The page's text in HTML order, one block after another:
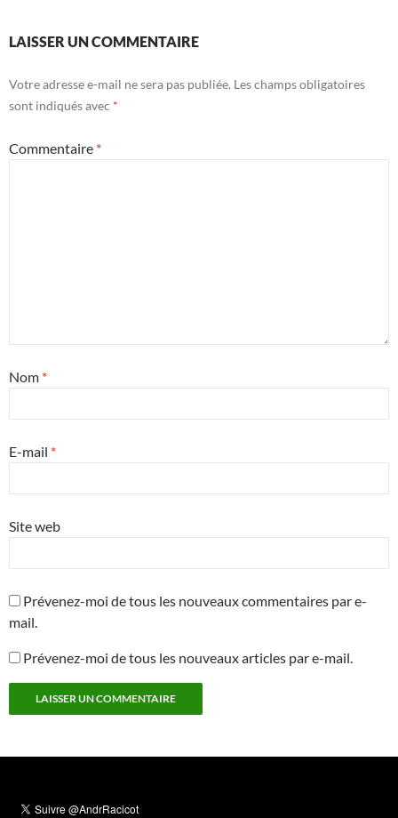
LAISSER UN COMMENTAIRE
Votre adresse e-mail ne sera pas publiée. Les champs obligatoires
sont indiqués avec *
Commentaire *
Nom *
E-mail *
Site web
Prévenez-moi de tous les nouveaux commentaires par e-
mail.
Prévenez-moi de tous les nouveaux articles par e-mail.